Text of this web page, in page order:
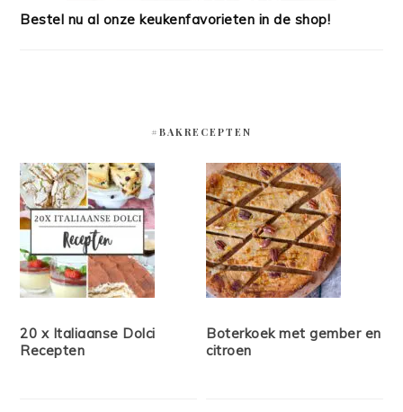
Bestel nu al onze keukenfavorieten in de shop!
#BAKRECEPTEN
20 x Italiaanse Dolci
Recepten
Boterkoek met gember en
citroen